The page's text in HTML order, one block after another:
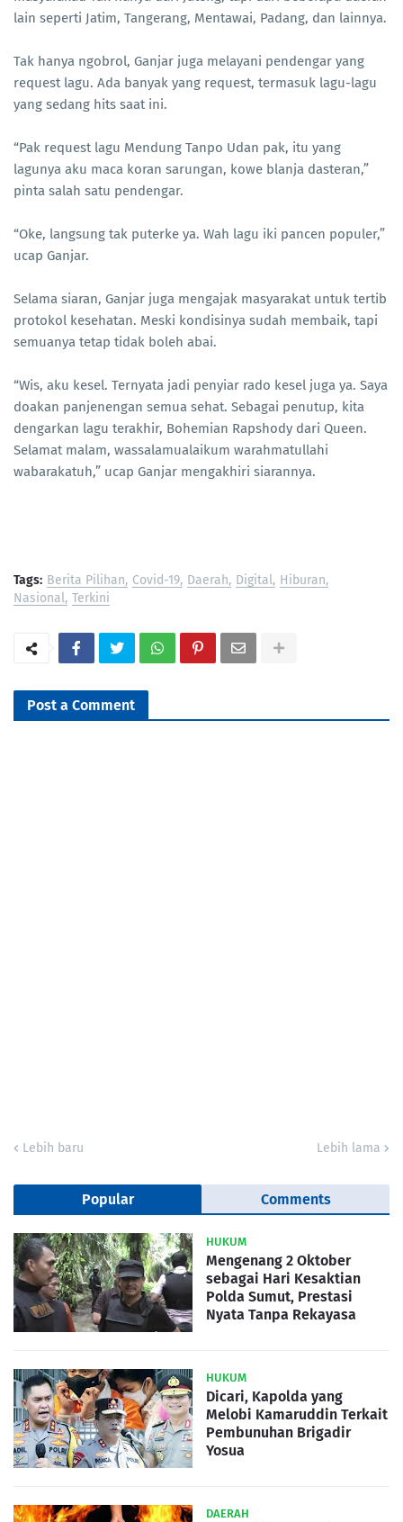
lain seperti Jatim, Tangerang, Mentawai, Padang, dan lainnya.
Tak hanya ngobrol, Ganjar juga melayani pendengar yang
request lagu. Ada banyak yang request, termasuk lagu-lagu
yang sedang hits saat ini.
“Pak request lagu Mendung Tanpo Udan pak, itu yang
lagunya aku maca koran sarungan, kowe blanja dasteran,”
pinta salah satu pendengar.
“Oke, langsung tak puterke ya. Wah lagu iki pancen populer,”
ucap Ganjar.
Selama siaran, Ganjar juga mengajak masyarakat untuk tertib
protokol kesehatan. Meski kondisinya sudah membaik, tapi
semuanya tetap tidak boleh abai.
“Wis, aku kesel. Ternyata jadi penyiar rado kesel juga ya. Saya
doakan panjenengan semua sehat. Sebagai penutup, kita
dengarkan lagu terakhir, Bohemian Rapshody dari Queen.
Selamat malam, wassalamualaikum warahmatullahi
wabarakatuh,” ucap Ganjar mengakhiri siarannya.
Tags: Berita Pilihan Covid-19 Daerah Digital Hiburan
Nasional Terkini
Post a Comment
Lebih baru Lebih lama
Popular Comments
HUKUM
Mengenang 2 Oktober
sebagai Hari Kesaktian
Polda Sumut, Prestasi
Nyata Tanpa Rekayasa
HUKUM
Dicari, Kapolda yang
Melobi Kamaruddin Terkait
Pembunuhan Brigadir
Yosua
DAERAH